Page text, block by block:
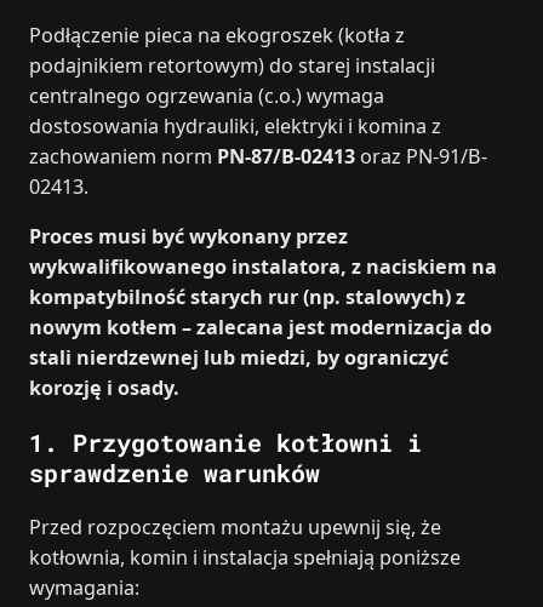
Podłączenie pieca na ekogroszek (kotła z
podajnikiem retortowym) do starej instalacji
centralnego ogrzewania (c.o.) wymaga
dostosowania hydrauliki, elektryki i komina z
zachowaniem norm PN-87/B-02413 oraz PN-91/B-
02413.
Proces musi być wykonany przez
wykwalifikowanego instalatora, z naciskiem na
kompatybilność starych rur (np. stalowych) z
nowym kotłem – zalecana jest modernizacja do
stali nierdzewnej lub miedzi, by ograniczyć
korozję i osady.
1. Przygotowanie kotłowni i
sprawdzenie warunków
Przed rozpoczęciem montażu upewnij się, że
kotłownia, komin i instalacja spełniają poniższe
wymagania: